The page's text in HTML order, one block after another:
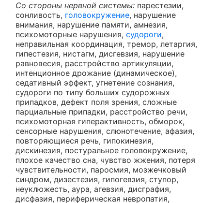
Со стороны нервной системы: парестезии,
сонливость, головокружение, нарушение
внимания, нарушение памяти, амнезия,
психомоторные нарушения, судороги,
неправильная координация, тремор, летаргия,
гипестезия, нистагм, дисгевзия, нарушение
равновесия, расстройство артикуляции,
интенционное дрожание (динамическое),
седативный эффект, угнетение сознания,
судороги по типу больших судорожных
припадков, дефект поля зрения, сложные
парциальные припадки, расстройство речи,
психомоторная гиперактивность, обморок,
сенсорные нарушения, слюнотечение, афазия,
повторяющиеся речь, гипокинезия,
дискинезия, постуральное головокружение,
плохое качество сна, чувство жжения, потеря
чувствительности, паросмия, мозжечковый
синдром, дизестезия, гипогевзия, ступор,
неуклюжесть, аура, агевзия, дисграфия,
дисфазия, периферическая невропатия,